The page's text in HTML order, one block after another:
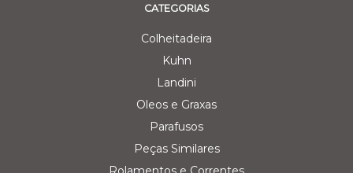
CATEGORIAS
Colheitadeira
Kuhn
Landini
Oleos e Graxas
Parafusos
Peças Similares